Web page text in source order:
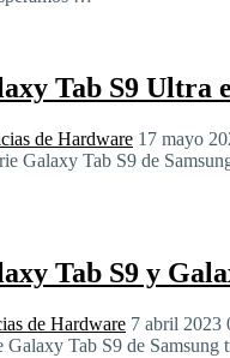
Tab S9 Ultra
de Hardware 17 mayo
Galaxy Tab S9 de
Tab S9 y
de Hardware 7 abril 2023
Galaxy Tab S9 de